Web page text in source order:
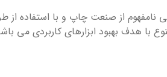
نامفهوم از صنعت چاپ و با استفاده
با هدف بهبود ابزارهای